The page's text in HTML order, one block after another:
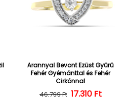
ár
Arannyal Bevont Ezüst Gyűrű
Fehér Gyémánttal és Fehér
Cirkónnal
Normál ár
46.799 Ft 17.310 Ft